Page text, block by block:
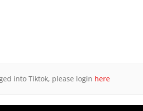
into Tiktok, please login here